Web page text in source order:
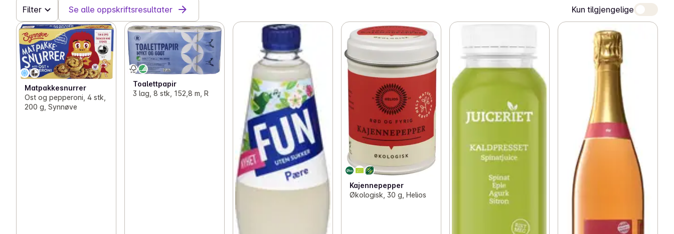
Filter Se alle oppskriftsresultater Kun tilgjengelige
Matpakkesnurrer
Ost og pepperoni, 4 stk,
200 g, Synnøve
Toalettpapir
3 lag, 8 stk, 152,8 m, R
Kajennepepper
Økologisk, 30 g, Helios